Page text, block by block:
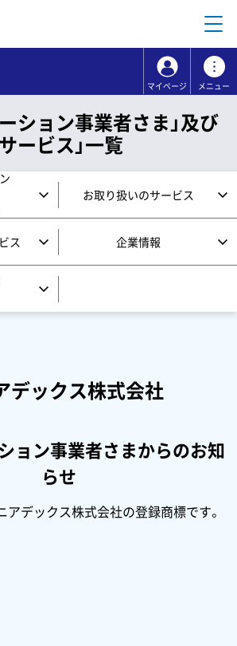
ンクナビゲーションへ移動
マイページ メニュー
ション事業者さま」及び
ービス」一覧
お取り扱いのサービス
ス 企業情報
デックス株式会社
ョン事業者さまからのお知
らせ
アデックス株式会社の登録商標です。